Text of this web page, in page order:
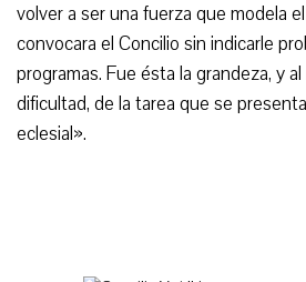
volver a ser una fuerza que modela
convocara el Concilio sin indicarle
programas. Fue ésta la grandeza, y
dificultad, de la tarea que se
eclesial».